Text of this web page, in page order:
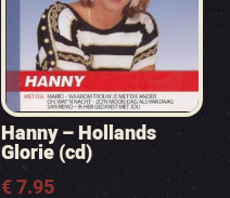
Hanny – Hollands
Glorie (cd)
€7.95